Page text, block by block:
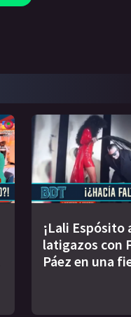
¡Lali Espósito
latigazos con
Páez en una